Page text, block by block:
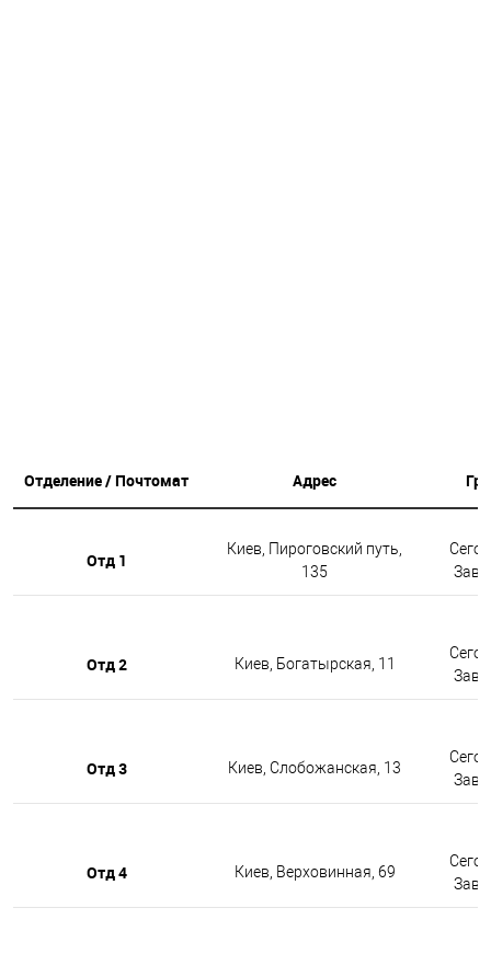
Отделение / Почтомат Адрес
Отд 1
Киев, Пироговский путь,
135
Отд 2 Киев, Богатырская, 11
Отд 3 Киев, Слобожанская, 13
Отд 4 Киев, Верховинная, 69